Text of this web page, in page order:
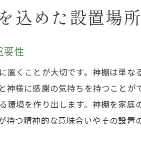
神棚の設置で家族の
神具選びと初めての神棚
伝統と現代を融合し
神棚に欠かせない基
神具の配置で表現す
お供え物とともに神
込めた設置場
要性
置くことが大切です。神棚は単
神様に感謝の気持ちを持つこと
環境を作り出します。神棚を家
持つ精神的な意味合いやその設